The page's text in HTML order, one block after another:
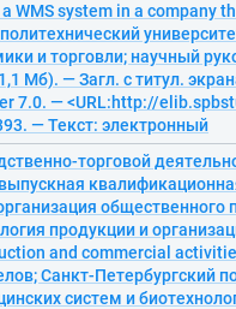
WMS system in a company
и торговли; научный
Мб). — Загл. с титул.
7.0. — <URL:http://
— Текст: электронный
торговой
общественного
продукции и
and commercial
Санкт-Петербургский
систем и